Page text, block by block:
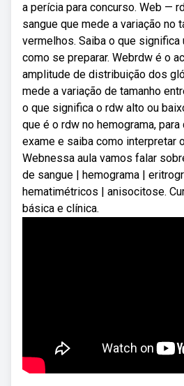
a perícia para concurso. Web —
sangue que mede a variação no
vermelhos. Saiba o que significa
como se preparar. Webrdw é o
amplitude de distribuição dos
mede a variação de tamanho
o que significa o rdw alto ou
que é o rdw no hemograma,
exame e saiba como interpretar
Webnessa aula vamos falar
de sangue | hemograma |
hematimétricos | anisocitose.
básica e clínica.